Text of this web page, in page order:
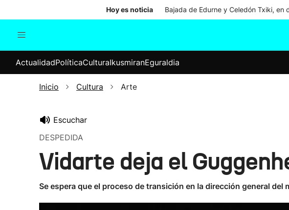
Hoy es noticia Bajada de Edurne y Celedón Txiki, en
Internacional
Elecciones
ActualidadPolíticaCulturaIkusmiranEguraldia
Inicio Cultura Arte
Escuchar
DESPEDIDA
Vidarte deja el
Se espera que el proceso de transición en la dirección general